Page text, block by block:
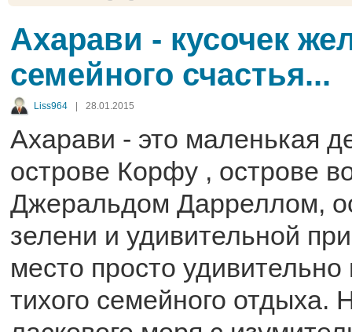
Ахарави - кусочек
семейного счастья...
Liss964 | 28.01.2015
Ахарави - это маленькая
острове Корфу , острове
Джеральдом Дарреллом,
зелени и удивительной
место просто
тихого семейного отдыха.